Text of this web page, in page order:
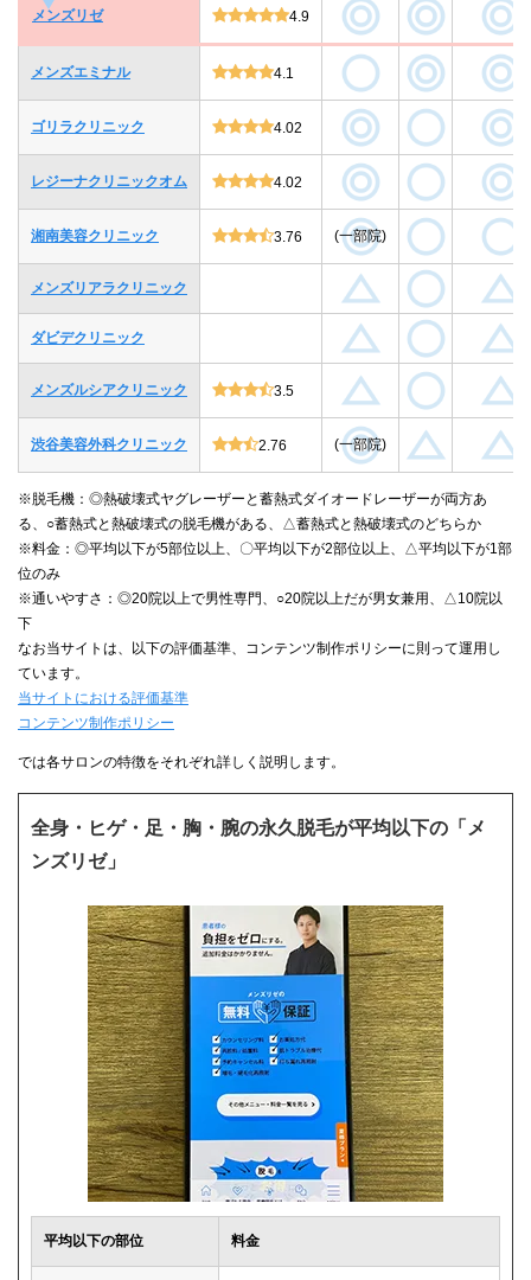
メンズリゼ
4.9
メンズエミナル 4.1
ゴリラクリニック 4.02
レジーナクリニックオム 4.02
湘南美容クリニック 3.76 (一部院)
メンズリアラクリニック
ダビデクリニック
メンズルシアクリニック 3.5
渋谷美容外科クリニック 2.76 (一部院)
※脱毛機：◎熱破壊式ヤグレーザーと蓄熱式ダイオードレーザーが両方あ
る、○蓄熱式と熱破壊式の脱毛機がある、△蓄熱式と熱破壊式のどちらか
※料金：◎平均以下が5部位以上、〇平均以下が2部位以上、△平均以下が1部
位のみ
※通いやすさ：◎20院以上で男性専門、○20院以上だが男女兼用、△10院以
下
なお当サイトは、以下の評価基準、コンテンツ制作ポリシーに則って運用し
ています。
当サイトにおける評価基準
コンテンツ制作ポリシー
では各サロンの特徴をそれぞれ詳しく説明します。
全身・ヒゲ・足・胸・腕の永久脱毛が平均以下の「メ
ンズリゼ」
平均以下の部位 料金